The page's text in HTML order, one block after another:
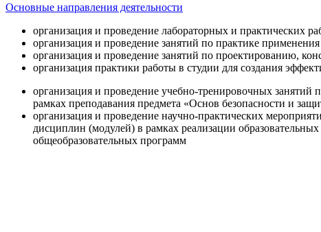
Основные направления деятельности
организация и проведение лабораторных и практических
организация и проведение занятий по практике
организация и проведение занятий по проектированию,
организация практики работы в студии для создания
организация и проведение учебно-тренировочных
рамках преподавания предмета «Основ безопасности и
организация и проведение научно-практических
дисциплин (модулей) в рамках реализации
общеобразовательных программ